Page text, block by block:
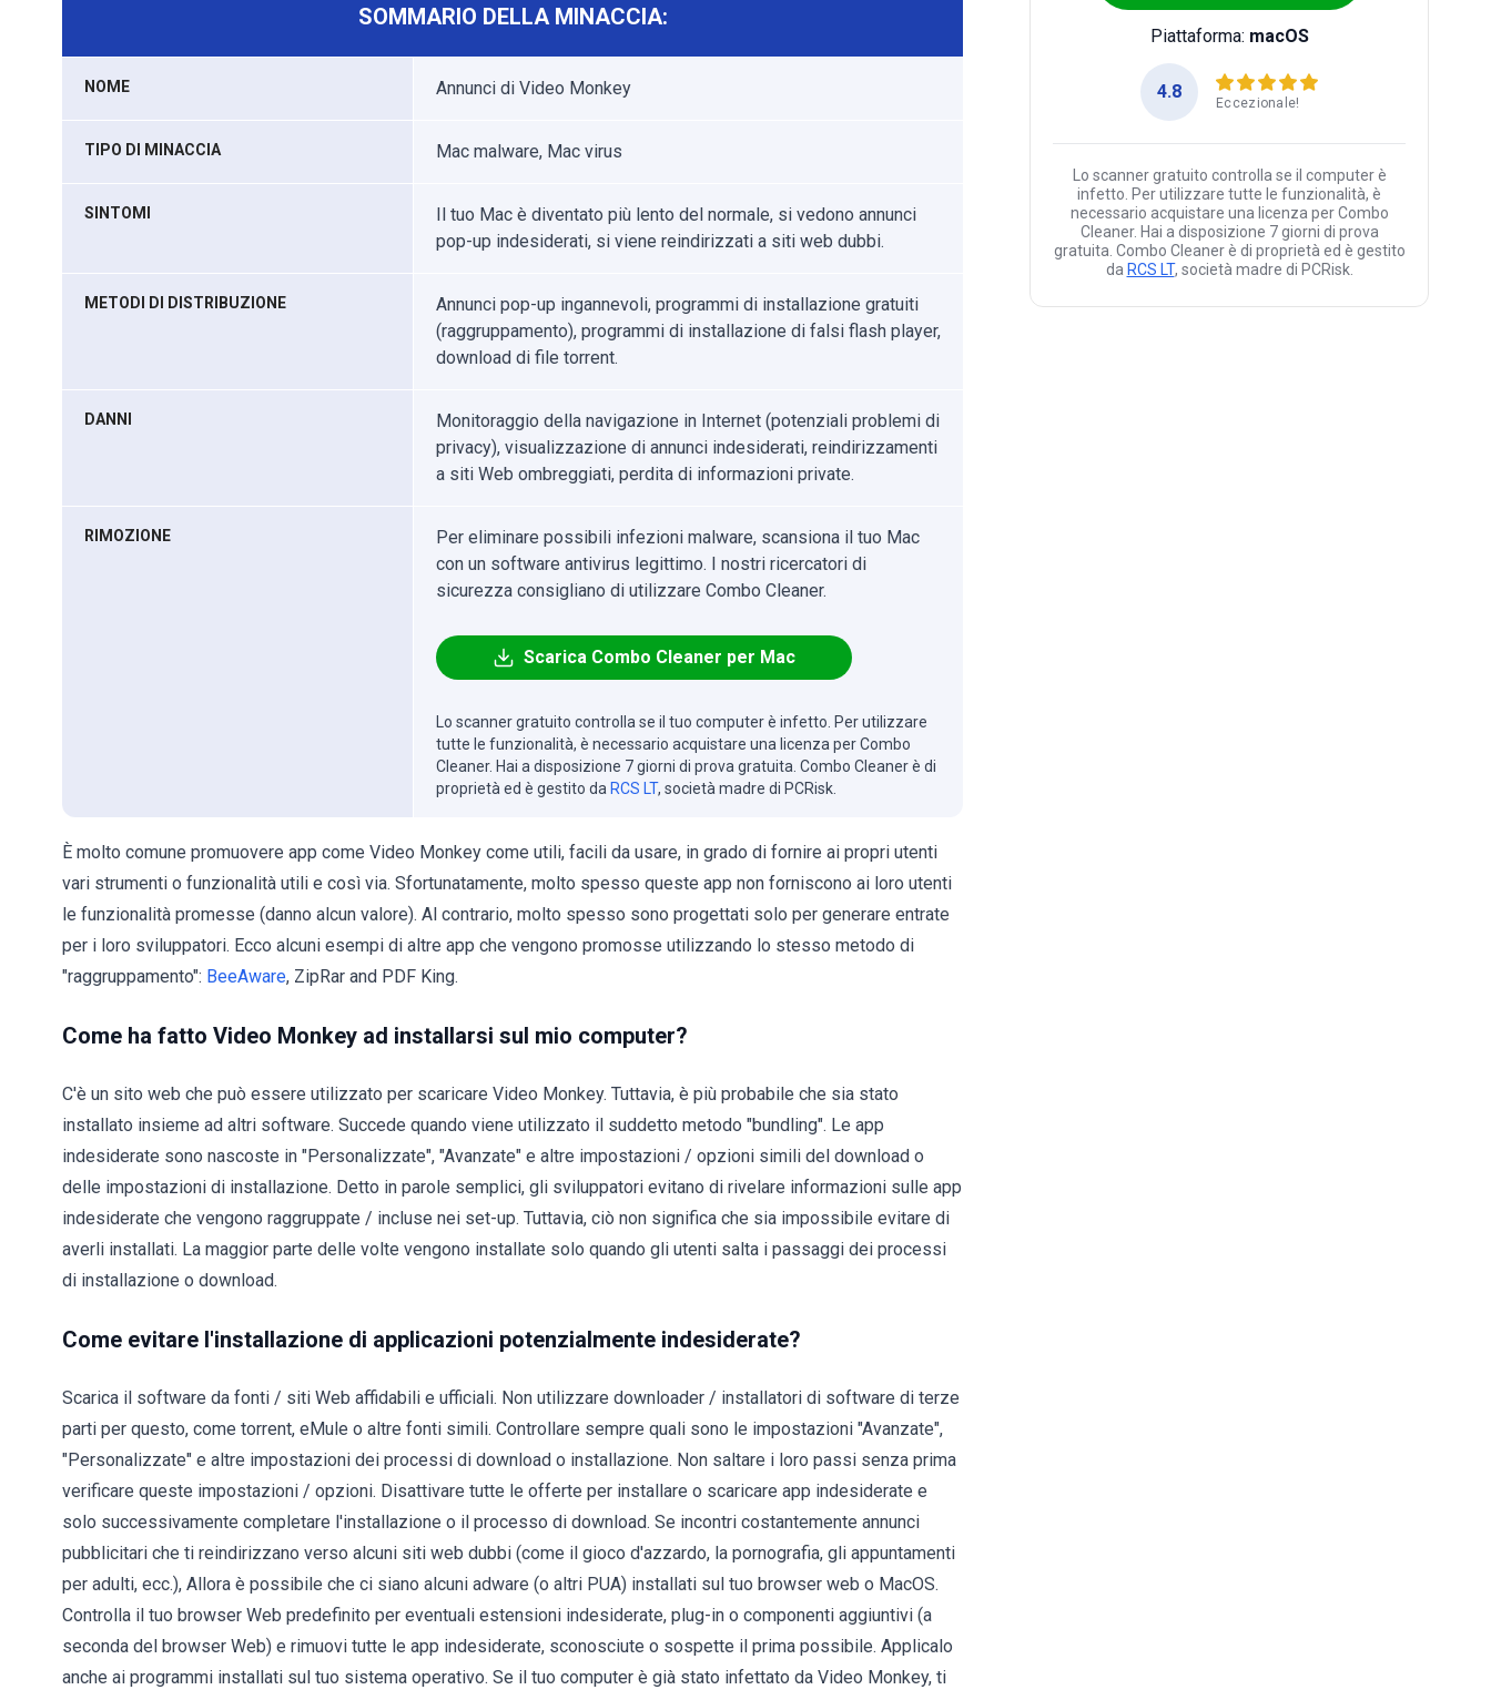
SOMMARIO DELLA MINACCIA:
NOME Annunci di Video Monkey
TIPO DI MINACCIA Mac malware, Mac virus
SINTOMI
Il tuo Mac è diventato più lento del normale, si vedono annunci
pop-up indesiderati, si viene reindirizzati a siti web dubbi.
METODI DI DISTRIBUZIONE
Annunci pop-up ingannevoli, programmi di installazione gratuiti
(raggruppamento), programmi di installazione di falsi flash player,
download di file torrent.
DANNI
Monitoraggio della navigazione in Internet (potenziali problemi di
privacy), visualizzazione di annunci indesiderati, reindirizzamenti
a siti Web ombreggiati, perdita di informazioni private.
RIMOZIONE
Per eliminare possibili infezioni malware, scansiona il tuo Mac
con un software antivirus legittimo. I nostri ricercatori di
sicurezza consigliano di utilizzare Combo Cleaner.
Scarica Combo Cleaner per Mac
Lo scanner gratuito controlla se il tuo computer è infetto. Per utilizzare
tutte le funzionalità, è necessario acquistare una licenza per Combo
Cleaner. Hai a disposizione 7 giorni di prova gratuita. Combo Cleaner è di
proprietà ed è gestito da RCS LT, società madre di PCRisk.
È molto comune promuovere app come Video Monkey come utili, facili da usare, in grado di fornire ai propri utenti
vari strumenti o funzionalità utili e così via. Sfortunatamente, molto spesso queste app non forniscono ai loro utenti
le funzionalità promesse (danno alcun valore). Al contrario, molto spesso sono progettati solo per generare entrate
per i loro sviluppatori. Ecco alcuni esempi di altre app che vengono promosse utilizzando lo stesso metodo di
"raggruppamento": BeeAware, ZipRar and PDF King.
Come ha fatto Video Monkey ad installarsi sul mio computer?
C'è un sito web che può essere utilizzato per scaricare Video Monkey. Tuttavia, è più probabile che sia stato
installato insieme ad altri software. Succede quando viene utilizzato il suddetto metodo "bundling". Le app
indesiderate sono nascoste in "Personalizzate", "Avanzate" e altre impostazioni / opzioni simili del download o
delle impostazioni di installazione. Detto in parole semplici, gli sviluppatori evitano di rivelare informazioni sulle app
indesiderate che vengono raggruppate / incluse nei set-up. Tuttavia, ciò non significa che sia impossibile evitare di
averli installati. La maggior parte delle volte vengono installate solo quando gli utenti salta i passaggi dei processi
di installazione o download.
Come evitare l'installazione di applicazioni potenzialmente indesiderate?
Scarica il software da fonti / siti Web affidabili e ufficiali. Non utilizzare downloader / installatori di software di terze
parti per questo, come torrent, eMule o altre fonti simili. Controllare sempre quali sono le impostazioni "Avanzate",
"Personalizzate" e altre impostazioni dei processi di download o installazione. Non saltare i loro passi senza prima
verificare queste impostazioni / opzioni. Disattivare tutte le offerte per installare o scaricare app indesiderate e
solo successivamente completare l'installazione o il processo di download. Se incontri costantemente annunci
pubblicitari che ti reindirizzano verso alcuni siti web dubbi (come il gioco d'azzardo, la pornografia, gli appuntamenti
per adulti, ecc.), Allora è possibile che ci siano alcuni adware (o altri PUA) installati sul tuo browser web o MacOS.
Controlla il tuo browser Web predefinito per eventuali estensioni indesiderate, plug-in o componenti aggiuntivi (a
seconda del browser Web) e rimuovi tutte le app indesiderate, sconosciute o sospette il prima possibile. Applicalo
anche ai programmi installati sul tuo sistema operativo. Se il tuo computer è già stato infettato da Video Monkey, ti
Piattaforma: macOS
4.8
Eccezionale!
Lo scanner gratuito controlla se il computer è
infetto. Per utilizzare tutte le funzionalità, è
necessario acquistare una licenza per Combo
Cleaner. Hai a disposizione 7 giorni di prova
gratuita. Combo Cleaner è di proprietà ed è gestito
da RCS LT, società madre di PCRisk.